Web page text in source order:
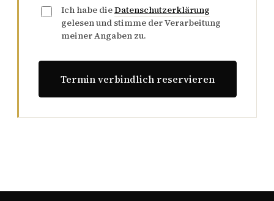
Ich habe dieDatenschutzerklärung
gelesen und stimme der Verarbeitung
meiner Angaben zu.
Termin verbindlich reservieren